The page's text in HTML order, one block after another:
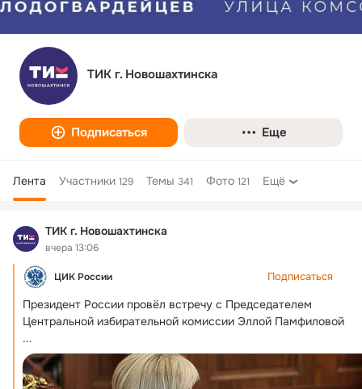
ТИК г. Новошахтинска
Подписаться Еще
Лента Участники 129 Темы 341 Фото 121 Ещё
ТИК г. Новошахтинска
вчера 13:06
ЦИК России Подписаться
Президент России провёл встречу с Председателем
Центральной избирательной комиссии Эллой Памфиловой
...
колонка